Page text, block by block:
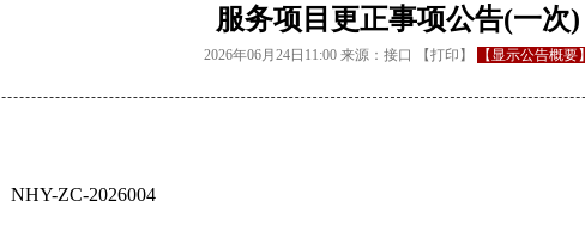
服务项目更正事项公告(一次)
2026年06月24日11:00 来源： 接口 【打印 】 【显示公告概要】
NHY-ZC-2026004